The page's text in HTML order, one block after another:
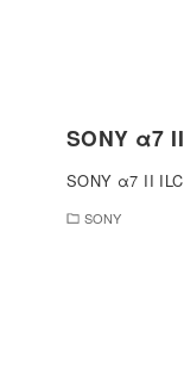
SONY α7
SONY α7 II
SONY